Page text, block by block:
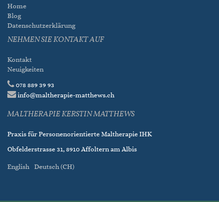
Home
Blog
Datenschutzerklärung
NEHMEN SIE KONTAKT AUF
Kontakt
Neuigkeiten
078 889 39 93
info@maltherapie-matthews.ch
MALTHERAPIE KERSTIN MATTHEWS
Praxis für Personenorientierte Maltherapie IHK
Obfelderstrasse 31, 8910 Affoltern am Albis
English Deutsch (CH)